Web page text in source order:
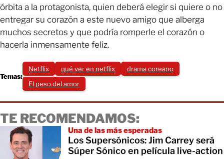
órbita a la protagonista, quien deberá elegir si quiere o no
entregar su corazón a este nuevo amigo que alberga
muchos secretos y que podría romperle el corazón o
hacerla inmensamente feliz.
Temas:
Netflix qué ver en netflix
drama coreano
El peso del amor
TE RECOMENDAMOS:
Una de las más esperadas
Los Supersónicos: Jim Carrey será
Súper Sónico en película live-action